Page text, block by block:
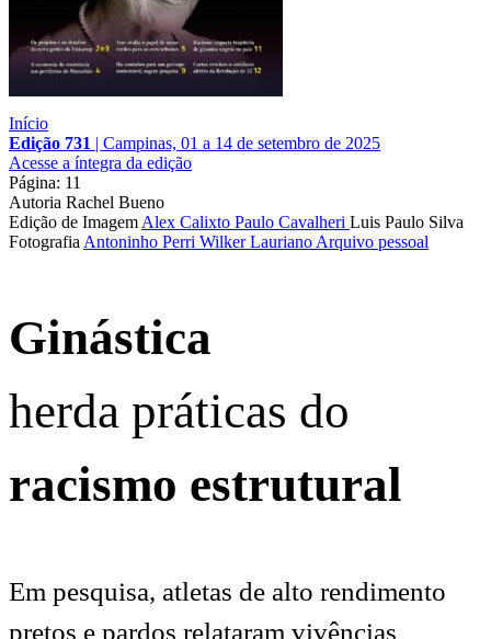
Início
Edição 731 | Campinas, 01 a 14 de setembro de 2025
Acesse a íntegra da edição
Página: 11
Autoria Rachel Bueno
Edição de Imagem Alex Calixto Paulo Cavalheri Luis Paulo Silva
Fotografia Antoninho Perri Wilker Lauriano Arquivo pessoal
Ginástica
herda práticas do
racismo estrutural
Em pesquisa, atletas de alto rendimento
pretos e pardos relataram vivências